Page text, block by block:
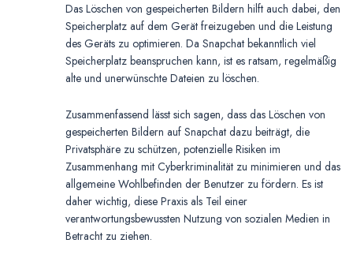
Das Löschen von gespeicherten Bildern hilft auch dabei, den
Speicherplatz auf dem Gerät freizugeben und die Leistung
des Geräts zu optimieren. Da Snapchat bekanntlich viel
Speicherplatz beanspruchen kann, ist es ratsam, regelmäßig
alte und unerwünschte Dateien zu löschen.
Zusammenfassend lässt sich sagen, dass das Löschen von
gespeicherten Bildern auf Snapchat dazu beiträgt, die
Privatsphäre zu schützen, potenzielle Risiken im
Zusammenhang mit Cyberkriminalität zu minimieren und das
allgemeine Wohlbefinden der Benutzer zu fördern. Es ist
daher wichtig, diese Praxis als Teil einer
verantwortungsbewussten Nutzung von sozialen Medien in
Betracht zu ziehen.